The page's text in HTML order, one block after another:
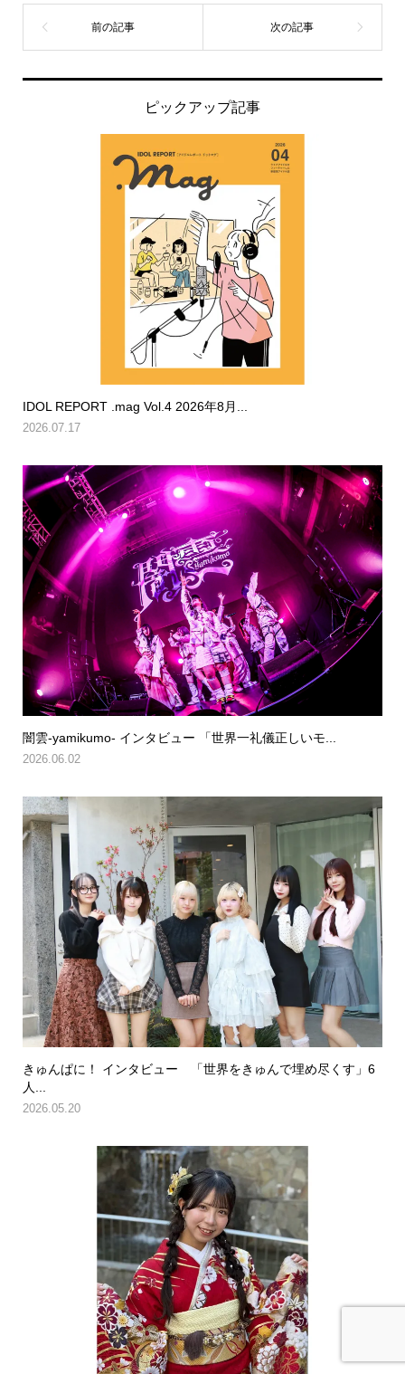
ピックアップ記事
IDOL REPORT .mag Vol.4 2026年8月...
2026.07.17
闇雲-yamikumo- インタビュー 「世界一礼儀正しいモ...
2026.06.02
きゅんぱに！ インタビュー 「世界をきゅんで埋め尽くす」6
人...
2026.05.20